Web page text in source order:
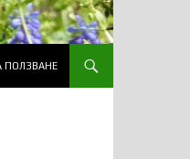
ПОЛЗВАНЕ